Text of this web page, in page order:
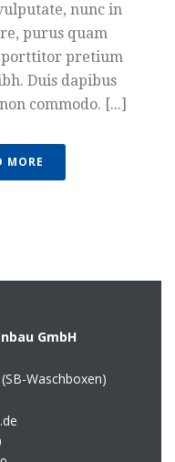
nunc in
purus quam
porttitor pretium
Duis dapibus
commodo. [...]
MORE
GmbH
Waschboxen)